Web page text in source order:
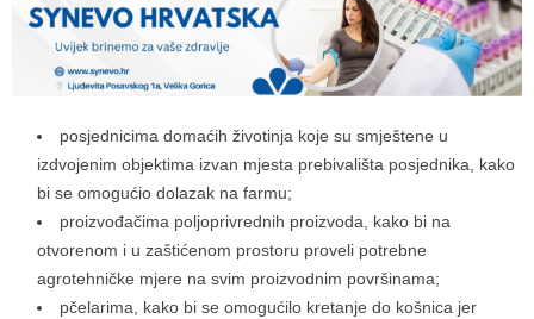
posjednicima domaćih životinja koje su smještene u
izdvojenim objektima izvan mjesta prebivališta posjednika, kako
bi se omogućio dolazak na farmu;
proizvođačima poljoprivrednih proizvoda, kako bi na
otvorenom i u zaštićenom prostoru proveli potrebne
agrotehničke mjere na svim proizvodnim površinama;
pčelarima, kako bi se omogućilo kretanje do košnica jer